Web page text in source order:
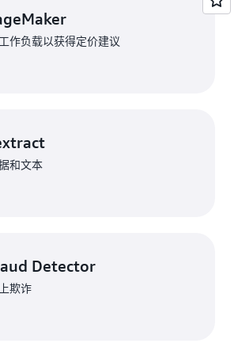
作负载以获得定价建议
和文本
Detector
欺诈